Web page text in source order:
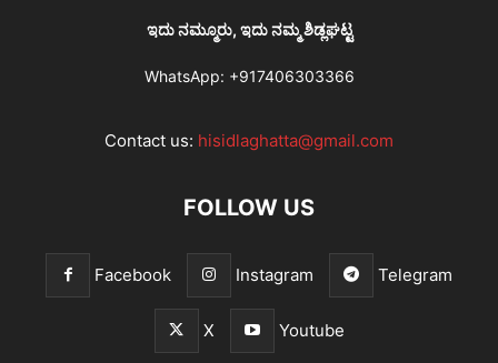
ಇದು ನಮ್ಮೂರು, ಇದು ನಮ್ಮ ಶಿಡ್ಲಘಟ್ಟ
WhatsApp: +917406303366
Contact us: hisidlaghatta@gmail.com
FOLLOW US
Facebook Instagram Telegram
X Youtube